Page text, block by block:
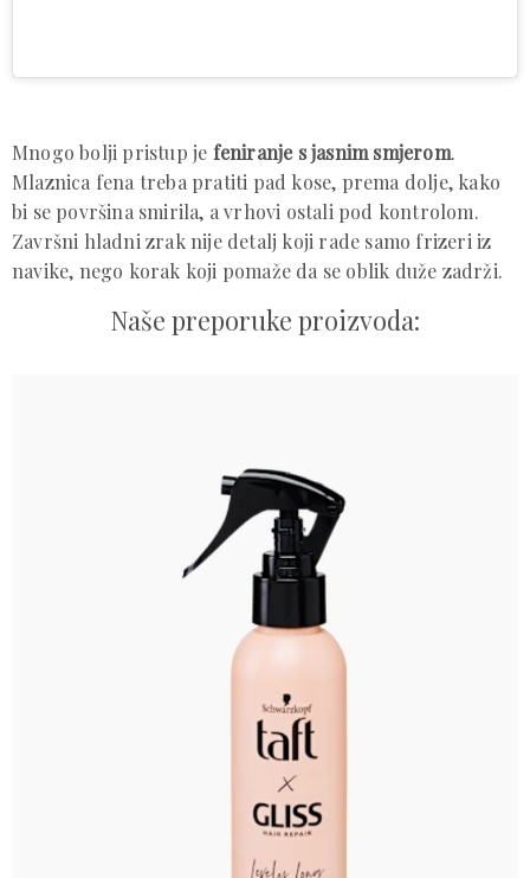
Mnogo bolji pristup je feniranje s jasnim smjerom.
Mlaznica fena treba pratiti pad kose, prema dolje, kako
bi se površina smirila, a vrhovi ostali pod kontrolom.
Završni hladni zrak nije detalj koji rade samo frizeri iz
navike, nego korak koji pomaže da se oblik duže zadrži.
Naše preporuke proizvoda: